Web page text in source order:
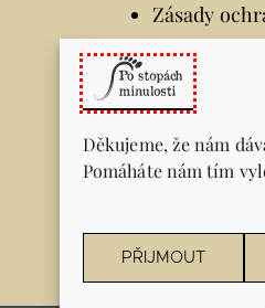
Děkujeme, že nám
Pomáháte nám tím
PŘIJMOUT
Zásady